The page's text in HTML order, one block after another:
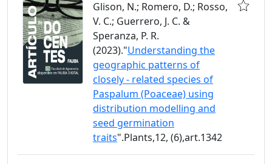
Glison, N.; Romero, D.; Rosso,
V. C.; Guerrero, J. C. &
Speranza, P. R.
(2023)."Understanding the
geographic patterns of
closely - related species of
Paspalum (Poaceae) using
distribution modelling and
seed germination
traits".Plants,12, (6),art.1342